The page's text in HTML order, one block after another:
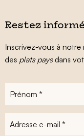
Restez informé
Inscrivez-vous à
des plats paysdans